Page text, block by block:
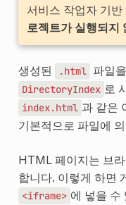
서비스 작업자 기
로젝트가 실행되지
생성된 .html 파일
DirectoryIndex 로
index.html 과 같은
기본적으로 파일에
HTML 페이지는 브
합니다. 이렇게 하면
<iframe> 에 넣을 수